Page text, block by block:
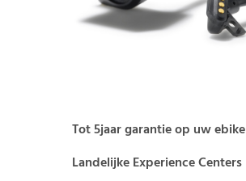
Tot 5jaar garantie op uw ebike
Landelijke Experience Centers